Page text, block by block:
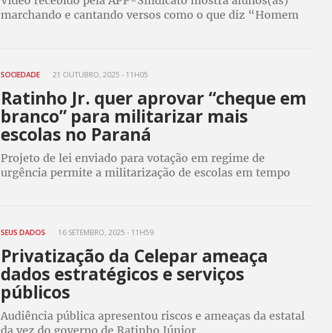
marchando e cantando versos como o que diz “Homem
SOCIEDADE 21 OUTUBRO, 2025 - 11H05
Ratinho Jr. quer aprovar “cheque em
branco” para militarizar mais
escolas no Paraná
Projeto de lei enviado para votação em regime de
urgência permite a militarização de escolas em tempo
SEUS DADOS 16 SETEMBRO, 2025 - 11H59
Privatização da Celepar ameaça
dados estratégicos e serviços
públicos
Audiência pública apresentou riscos e ameaças da estatal
da vez do governo de Ratinho Júnior